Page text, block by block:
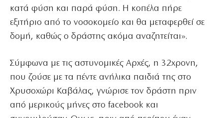
κατά φύση και παρά φύση. Η κοπέλα πήρε
εξιτήριο από το νοσοκομείο και θα μεταφερθεί σε
δομή, καθώς ο δράστης ακόμα αναζητείται».
Σύμφωνα με τις αστυνομικές Αρχές, η 32χρονη,
που ζούσε με τα πέντε ανήλικα παιδιά της στο
Χρυσοχώρι Καβάλας, γνώρισε τον δράστη πριν
από μερικούς μήνες στο facebook και